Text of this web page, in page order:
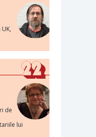
de
lui